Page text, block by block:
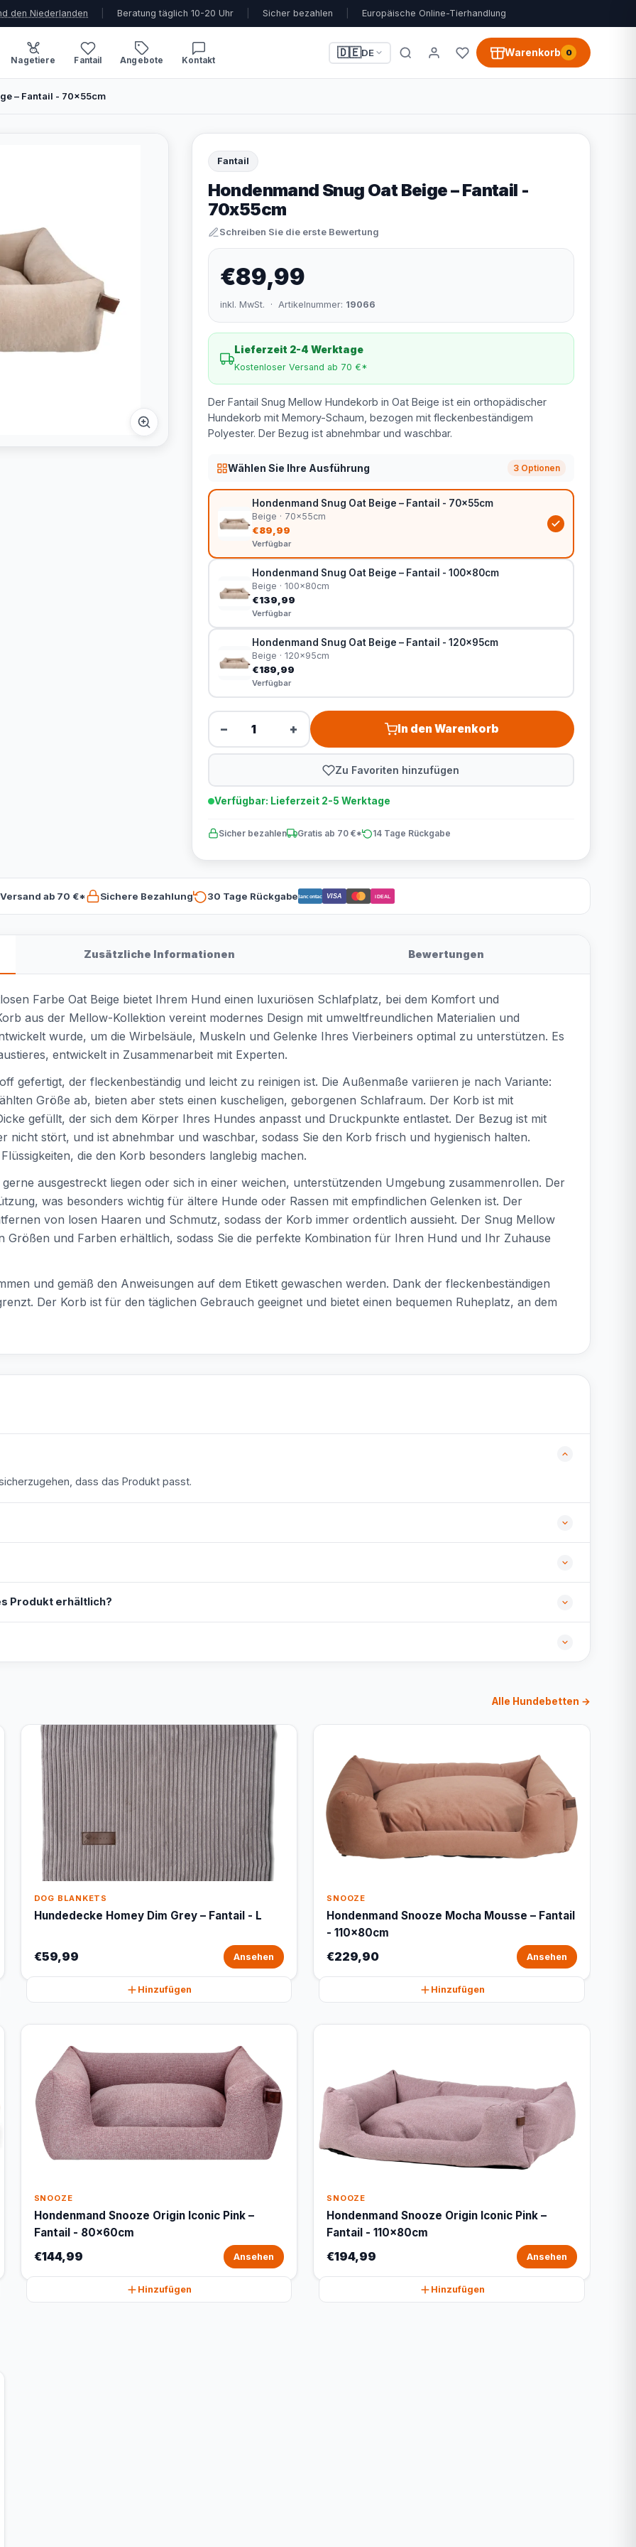
den Niederlanden Beratung täglich 10-20 Uhr Sicher bezahlen Europäische Online-Tierhandlung
Nagetiere Fantail Angebote Kontakt
🇩🇪DE Warenkorb 0
– Fantail - 70x55cm
Fantail
Hondenmand Snug Oat Beige – Fantail -
70x55cm
Schreiben Sie die erste Bewertung
€89,99
inkl. MwSt. · Artikelnummer: 19066
Lieferzeit 2-4 Werktage
Kostenloser Versand ab 70 €*
Der Fantail Snug Mellow Hundekorb in Oat Beige ist ein orthopädischer
Hundekorb mit Memory-Schaum, bezogen mit fleckenbeständigem
Polyester. Der Bezug ist abnehmbar und waschbar.
Wählen Sie Ihre Ausführung 3 Optionen
Hondenmand Snug Oat Beige – Fantail - 70x55cm
Beige · 70x55cm
€89,99
Verfügbar
Hondenmand Snug Oat Beige – Fantail - 100x80cm
Beige · 100x80cm
€139,99
Verfügbar
Hondenmand Snug Oat Beige – Fantail - 120x95cm
Beige · 120x95cm
€189,99
Verfügbar
− + In den Warenkorb
Zu Favoriten hinzufügen
Verfügbar: Lieferzeit 2-5 Werktage
Sicher bezahlen Gratis ab 70 €* 14 Tage Rückgabe
ab 70 €* Sichere Bezahlung 30 Tage RückgabeBancontact VISA iDEAL
Zusätzliche Informationen Bewertungen
Farbe Oat Beige bietet Ihrem Hund einen luxuriösen Schlafplatz, bei dem Komfort und
aus der Mellow-Kollektion vereint modernes Design mit umweltfreundlichen Materialien und
wurde, um die Wirbelsäule, Muskeln und Gelenke Ihres Vierbeiners optimal zu unterstützen. Es
entwickelt in Zusammenarbeit mit Experten.
gefertigt, der fleckenbeständig und leicht zu reinigen ist. Die Außenmaße variieren je nach Variante:
Größe ab, bieten aber stets einen kuscheligen, geborgenen Schlafraum. Der Korb ist mit
gefüllt, der sich dem Körper Ihres Hundes anpasst und Druckpunkte entlastet. Der Bezug ist mit
nicht stört, und ist abnehmbar und waschbar, sodass Sie den Korb frisch und hygienisch halten.
die den Korb besonders langlebig machen.
ausgestreckt liegen oder sich in einer weichen, unterstützenden Umgebung zusammenrollen. Der
was besonders wichtig für ältere Hunde oder Rassen mit empfindlichen Gelenken ist. Der
von losen Haaren und Schmutz, sodass der Korb immer ordentlich aussieht. Der Snug Mellow
Größen und Farben erhältlich, sodass Sie die perfekte Kombination für Ihren Hund und Ihr Zuhause
und gemäß den Anweisungen auf dem Etikett gewaschen werden. Dank der fleckenbeständigen
Der Korb ist für den täglichen Gebrauch geeignet und bietet einen bequemen Ruheplatz, an dem
dass das Produkt passt.
Produkt erhältlich?
Alle Hundebetten →
DOG BLANKETS
Hundedecke Homey Dim Grey – Fantail - L
€59,99 Ansehen
Hinzufügen
SNOOZE
Hondenmand Snooze Mocha Mousse – Fantail
- 110x80cm
€229,90 Ansehen
Hinzufügen
SNOOZE
Hondenmand Snooze Origin Iconic Pink –
Fantail - 80x60cm
€144,99 Ansehen
Hinzufügen
SNOOZE
Hondenmand Snooze Origin Iconic Pink –
Fantail - 110x80cm
€194,99 Ansehen
Hinzufügen